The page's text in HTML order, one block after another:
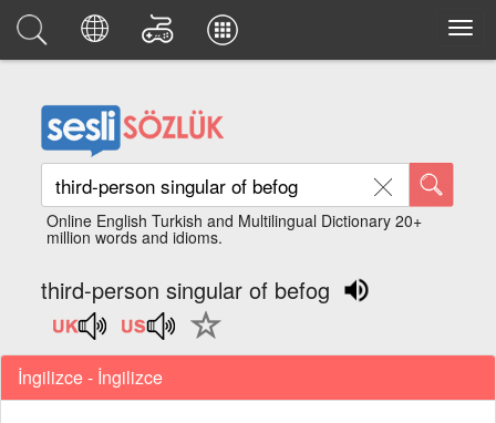
Online English Turkish and Multilingual Dictionary 20+
million words and idioms.
third-person singular of befog
İngilizce - İngilizce